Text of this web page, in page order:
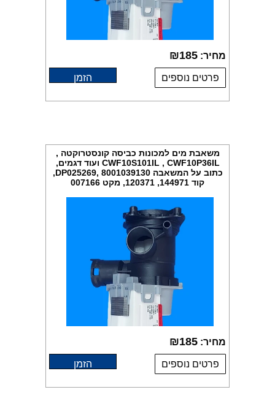
מחיר: ₪185
פרטים נוספים הזמן
משאבת מים למכונות כביסה קונסטרוקטה ,
CWF10S101IL , CWF10P36IL ועוד דגמים,
כתוב על המשאבה DP025269, 8001039130,
קוד 144971, 120371, מקט 007166
מחיר: ₪185
פרטים נוספים הזמן